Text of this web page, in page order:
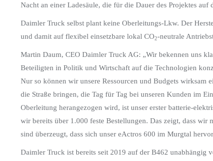
Nacht an einer Ladesäule, die für die Dauer des Projektes
Daimler Truck selbst plant keine Oberleitungs-Lkw. Der
und damit auf flexibel einsetzbare lokal CO2-neutrale
Martin Daum, CEO Daimler Truck AG: „Wir bekennen uns
Beteiligten in Politik und Wirtschaft auf die Technologien
Nur so können wir unsere Ressourcen und Budgets wirksam
die Straße bringen, die Tag für Tag bei unseren Kunden im
Oberleitung herangezogen wird, ist unser erster batterie-
wir bereits über 1.000 feste Bestellungen. Das zeigt, dass wir
sind überzeugt, dass sich unser eActros 600 im Murgtal
Daimler Truck ist bereits seit 2019 auf der B462 unabhängig